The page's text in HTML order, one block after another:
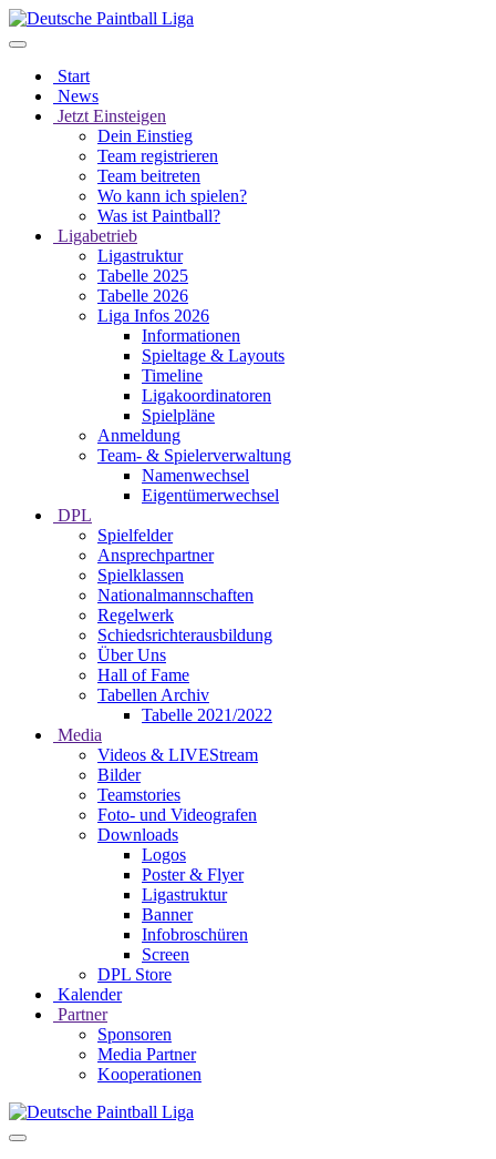
Start
News
Jetzt Einsteigen
Dein Einstieg
Team registrieren
Team beitreten
Wo kann ich spielen?
Was ist Paintball?
Ligabetrieb
Ligastruktur
Tabelle 2025
Tabelle 2026
Liga Infos 2026
Informationen
Spieltage & Layouts
Timeline
Ligakoordinatoren
Spielpläne
Anmeldung
Team- & Spielerverwaltung
Namenwechsel
Eigentümerwechsel
DPL
Spielfelder
Ansprechpartner
Spielklassen
Nationalmannschaften
Regelwerk
Schiedsrichterausbildung
Über Uns
Hall of Fame
Tabellen Archiv
Tabelle 2021/2022
Media
Videos & LIVEStream
Bilder
Teamstories
Foto- und Videografen
Downloads
Logos
Poster & Flyer
Ligastruktur
Banner
Infobroschüren
Screen
DPL Store
Kalender
Partner
Sponsoren
Media Partner
Kooperationen